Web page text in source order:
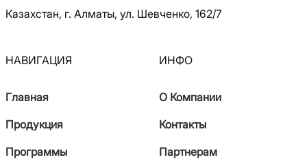
Казахстан, г. Алматы, ул. Шевченко, 162/7
НАВИГАЦИЯ
Главная
Продукция
Программы
ИНФО
О Компании
Контакты
Партнерам